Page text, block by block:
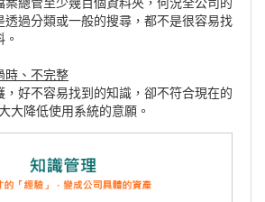
透過分類或一般的搜尋，都不是很容易找
時、不完整
，好不容易找到的知識，卻不符合現在的
大降低使用系統的意願。